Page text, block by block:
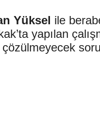
Yüksel ile
yapılan